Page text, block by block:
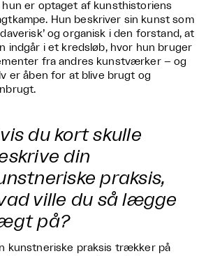
hun er optaget af kunsthistoriens
Hun beskriver sin kunst som
og organisk i den forstand, at
indgår i et kredsløb, hvor hun bruger
fra andres kunstværker – og
er åben for at blive brugt og
du kort skulle
din
praksis,
ville du så lægge
på?
kunstneriske praksis trækker på